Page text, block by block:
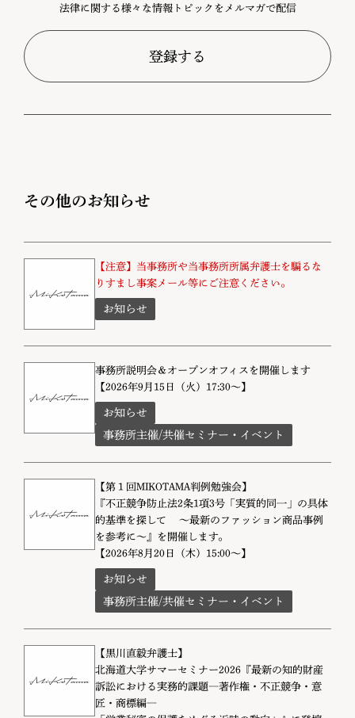
法律に関する様々な情報トピックをメルマガで配信
登録する
その他のお知らせ
【注意】当事務所や当事務所所属弁護士を騙るな
りすまし事案メール等にご注意ください。
お知らせ
事務所説明会＆オープンオフィスを開催します
【2026年9月15日（火）17:30～】
お知らせ
事務所主催/共催セミナー・イベント
【第１回MIKOTAMA判例勉強会】
『不正競争防止法2条1項3号「実質的同一」の具体
的基準を探して ～最新のファッション商品事例
を参考に～』を開催します。
【2026年8月20日（木）15:00～】
お知らせ
事務所主催/共催セミナー・イベント
【黒川直毅弁護士】
北海道大学サマーセミナー2026『最新の知的財産
訴訟における実務的課題―著作権・不正競争・意
匠・商標編―